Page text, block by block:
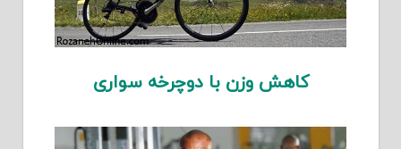
کاهش وزن با دوچرخه سواری